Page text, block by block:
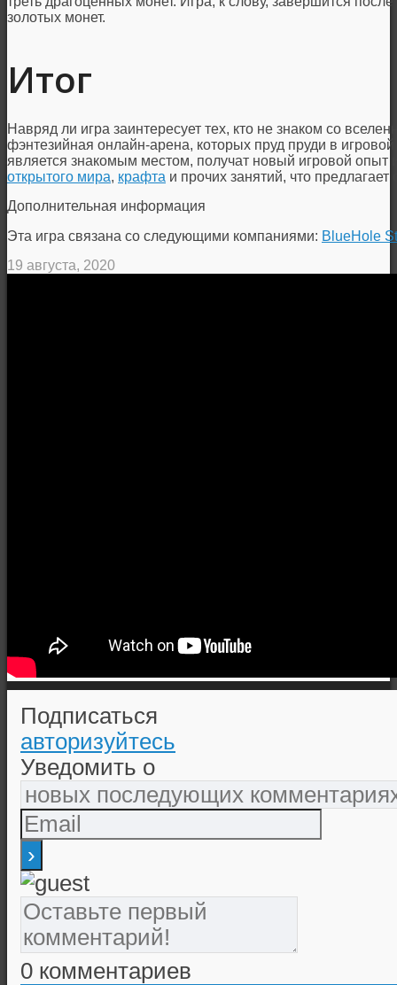
золотых монет.
Итог
Навряд ли игра заинтересует тех, кто не знаком со
фэнтезийная онлайн-арена, которых пруд пруди в
является знакомым местом, получат новый игровой опыт
открытого мира, крафта и прочих занятий, что
Дополнительная информация
Эта игра связана со следующими компаниями: BlueHole
19 августа, 2020
Подписаться
авторизуйтесь
Уведомить о
0 комментариев